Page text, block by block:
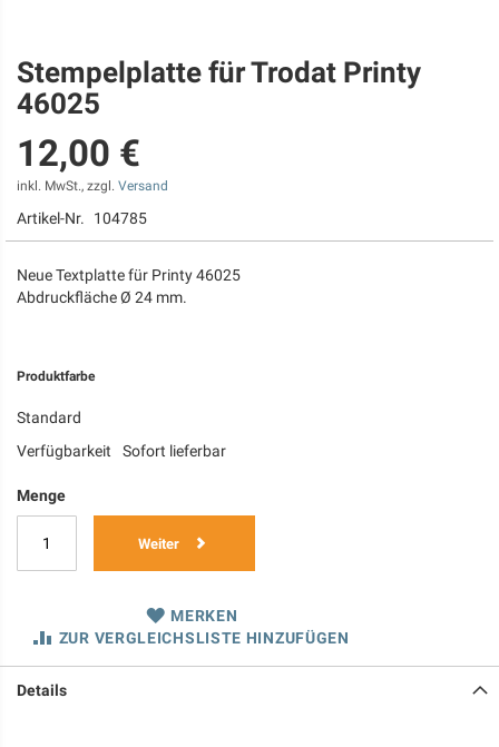
Zum
Anfang
der
springen
Stempelplatte für Trodat Printy
46025
12,00 €
inkl. MwSt., zzgl. Versand
Artikel-Nr. 104785
Neue Textplatte für Printy 46025
Abdruckfläche Ø 24 mm.
Produktfarbe
Standard
Verfügbarkeit
Sofort lieferbar
Menge
Weiter
MERKEN
ZUR VERGLEICHSLISTE HINZUFÜGEN
Details